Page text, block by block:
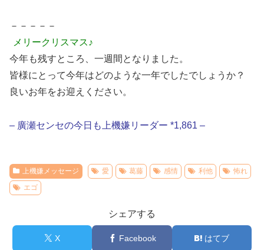
－－－－－
メリークリスマス♪
今年も残すところ、一週間となりました。
皆様にとって今年はどのような一年でしたでしょうか？
良いお年をお迎えください。
– 廣瀬センセの今日も上機嫌リーダー *1,861 –
上機嫌メッセージ 愛 葛藤 感情 利他
怖れ
エゴ
シェアする
X Facebook はてブ